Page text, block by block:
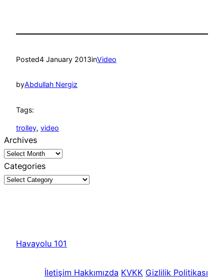
Posted4 January 2013inVideo
byAbdullah Nergiz
Tags:
trolley, video
Archives
Categories
Havayolu 101
İletişim Hakkımızda KVKK Gizlilik Politikası